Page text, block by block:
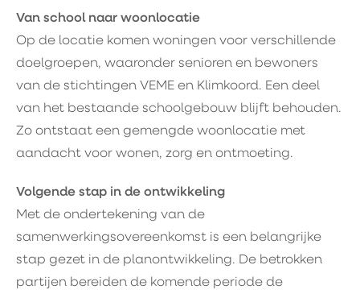
Van school naar woonlocatie
Op de locatie komen woningen voor verschillende
doelgroepen, waaronder senioren en bewoners
van de stichtingen VEME en Klimkoord. Een deel
van het bestaande schoolgebouw blijft behouden.
Zo ontstaat een gemengde woonlocatie met
aandacht voor wonen, zorg en ontmoeting.
Volgende stap in de ontwikkeling
Met de ondertekening van de
samenwerkingsovereenkomst is een belangrijke
stap gezet in de planontwikkeling. De betrokken
partijen bereiden de komende periode de